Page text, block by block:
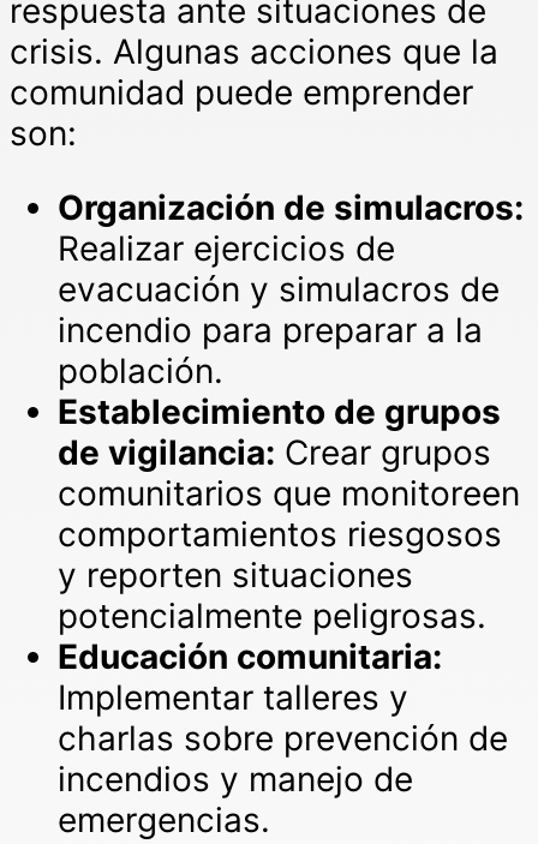
respuesta ante situaciones de
crisis. Algunas acciones que la
comunidad puede emprender
son:
Organización de simulacros:
Realizar ejercicios de
evacuación y simulacros de
incendio para preparar a la
población.
Establecimiento de grupos
de vigilancia: Crear grupos
comunitarios que monitoreen
comportamientos riesgosos
y reporten situaciones
potencialmente peligrosas.
Educación comunitaria:
Implementar talleres y
charlas sobre prevención de
incendios y manejo de
emergencias.